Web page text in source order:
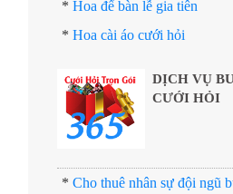
* Hoa để bàn lễ gia tiên
* Hoa cài áo cưới hỏi
DỊCH VỤ
CƯỚI HỎI
* Cho thuê nhân sự đội ngũ